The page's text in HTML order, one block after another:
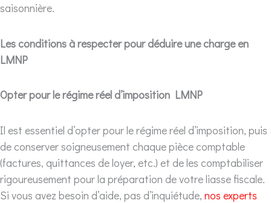
saisonnière.
Les conditions à respecter pour déduire une charge en
LMNP
Opter pour le régime réel d’imposition LMNP
Il est essentiel d’opter pour le régime réel d’imposition, puis
de conserver soigneusement chaque pièce comptable
(factures, quittances de loyer, etc.) et de les comptabiliser
rigoureusement pour la préparation de votre liasse fiscale.
Si vous avez besoin d’aide, pas d’inquiétude, nos experts